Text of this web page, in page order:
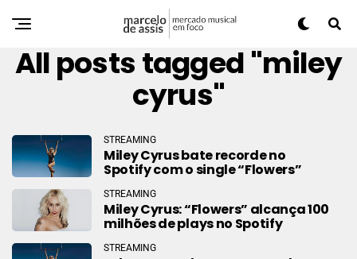
All posts tagged "miley
cyrus"
STREAMING
Miley Cyrus bate recorde no
Spotify com o single “Flowers”
STREAMING
Miley Cyrus: “Flowers” alcança 100
milhões de plays no Spotify
STREAMING